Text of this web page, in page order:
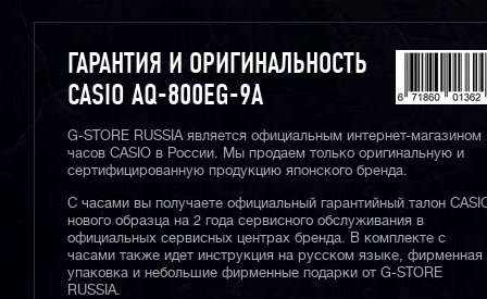
ГАРАНТИЯ И ОРИГИНАЛЬНОСТЬ
CASIO AQ-800EG-9A
G-STORE RUSSIA является официальным интернет-магазином
часов CASIO в России. Мы продаем только оригинальную и
сертифицированную продукцию японского бренда.
С часами вы получаете официальный гарантийный талон
нового образца на 2 года сервисного обслуживания в
официальных сервисных центрах бренда. В комплекте с
часами также идет инструкция на русском языке, фирменная
упаковка и небольшие фирменные подарки от G-STORE
RUSSIA.